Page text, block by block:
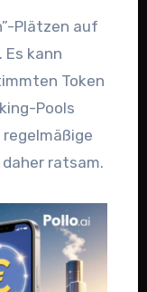
Plätzen auf
Es kann
Token
Pools
regelmäßige
ratsam.